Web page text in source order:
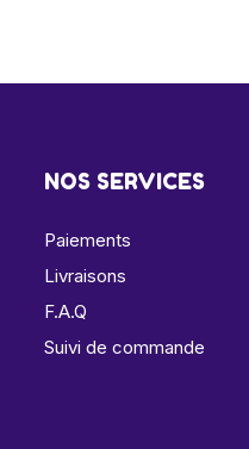
NOS SERVICES
Paiements
Livraisons
F.A.Q
Suivi de commande